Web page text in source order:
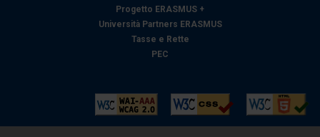
Progetto ERASMUS +
Università Partners ERASMUS
Tasse e Rette
PEC